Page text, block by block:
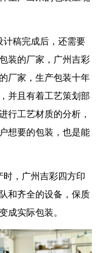
计稿完成后，还需要
装的厂家，广州吉彩
厂家，生产包装十年
并且有着工艺策划部
行工艺材质的分析，
想要的包装，也是能
时，广州吉彩四方印
和齐全的设备，保质
成实际包装。